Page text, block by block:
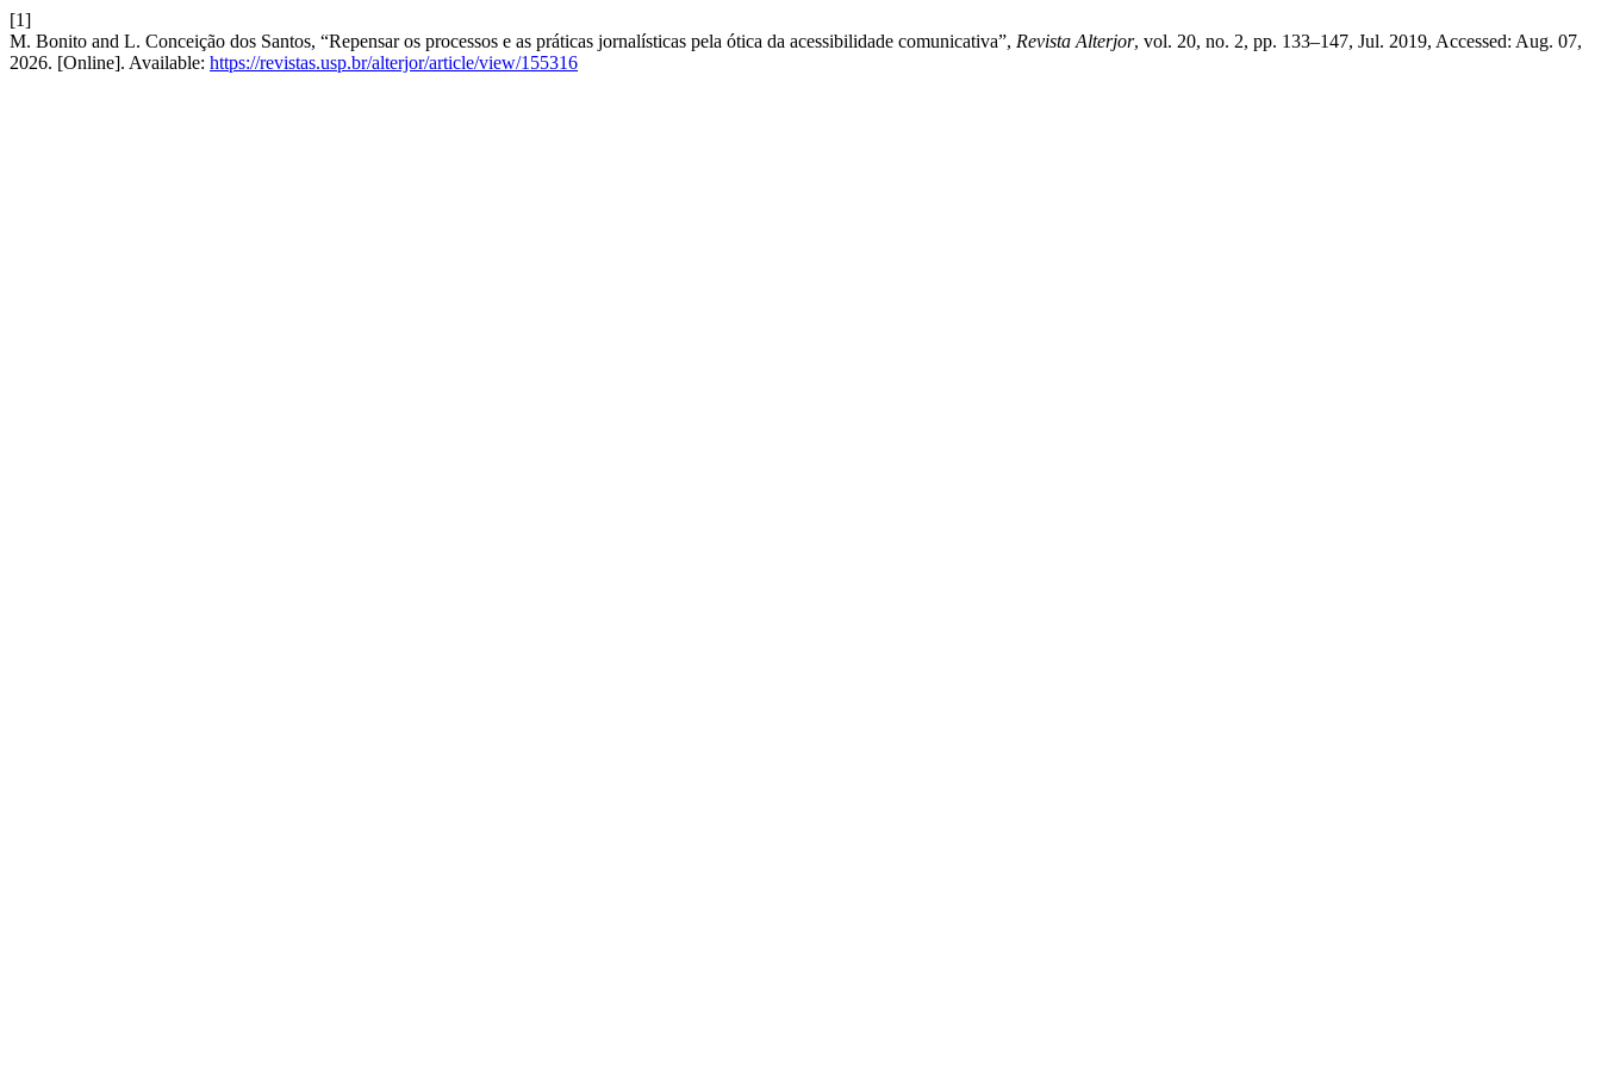
[1]
M. Bonito and L. Conceição dos Santos, “Repensar os processos e as práticas jornalísticas pela ótica da acessibilidade comunicativa”, Revista Alterjor, vol. 20, no. 2, pp. 133–147, Jul. 2019, Accessed: Aug. 07,
2026. [Online]. Available: https://revistas.usp.br/alterjor/article/view/155316